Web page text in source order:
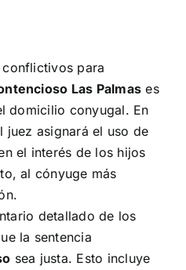
para
Las Palmas es
domicilio conyugal. En
juez asignará el uso de
el interés de los hijos
al cónyuge más
detallado de los
la sentencia
sea justa. Esto incluye